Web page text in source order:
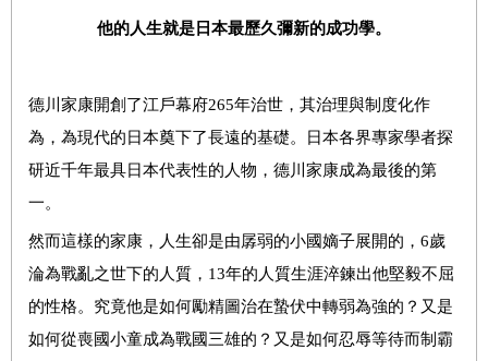
他的人生就是日本最歷久彌新的成功學。
德川家康開創了江戶幕府265年治世，其治理與制度化作
為，為現代的日本奠下了長遠的基礎。日本各界專家學者探
研近千年最具日本代表性的人物，德川家康成為最後的第
一。
然而這樣的家康，人生卻是由孱弱的小國嫡子展開的， 6歲
淪為戰亂之世下的人質， 13年的人質生涯淬鍊出他堅毅不屈
的性格。究竟他是如何勵精圖治在蟄伏中轉弱為強的？又是
如何從喪國小童成為戰國三雄的？又是如何忍辱等待而制霸